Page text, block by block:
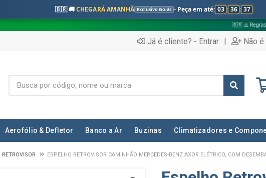
🇧🇷 🚚CHEGARÁ AMANHÃ Exclusivo Goiás - Peça em até: 03 : 36 : 36
🇧🇷 ⚠️ Regras válidas apenas
Já é cliente? - Entrar | Não
Aerofólio & Defletor Banco a Ar Buzinas Climatizadores e
RETROVISOR ESPELHO RETROVISOR CAMINHÃO MERCEDES-BENZ AXOR ELÉTRICO, COM